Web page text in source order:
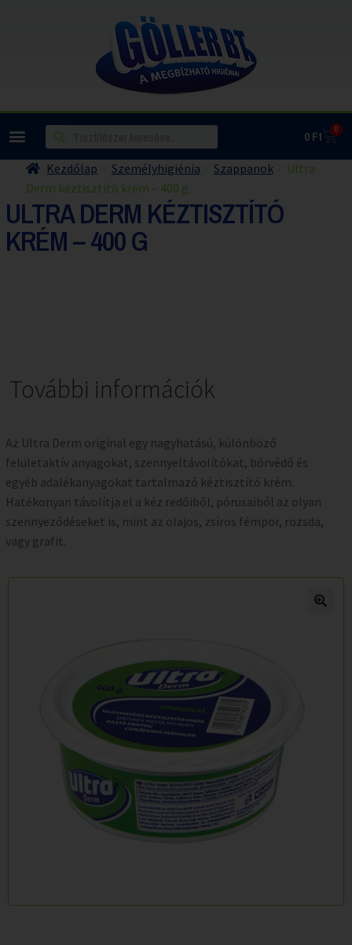
0Ft 0
Kezdőlap Személyhigiénia Szappanok
Ultra
Derm kéztisztító krém – 400 g
ULTRA DERM KÉZTISZTÍTÓ
KRÉM – 400 G
További információk
Az Ultra Derm original egy nagyhatású, különböző
felületaktív anyagokat, szennyeltávolítókat, bőrvédő és
egyéb adalékanyagokat tartalmazó kéztisztító krém.
Hatékonyan távolítja el a kéz redőiből, pórusaiból az olyan
szennyeződéseket is, mint az olajos, zsíros fémpor, rozsda,
vagy grafit.